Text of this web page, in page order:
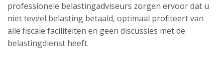
professionele belastingadviseurs zorgen ervoor dat u
niet teveel belasting betaald, optimaal profiteert van
alle fiscale faciliteiten en geen discussies met de
belastingdienst heeft.